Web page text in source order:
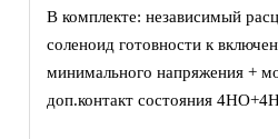
В комплекте: независимый
соленоид готовности к
минимального напряжения +
доп.контакт состояния